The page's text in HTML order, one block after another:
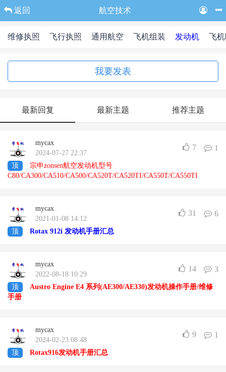
返回 航空技术
维修执照 飞行执照 通用航空 飞机组装 发动机 飞
我要发表
最新回复 最新主题 推荐主题
mycax
2024-07-27 22:37
7 1
顶
宗申zonsen航空发动机型号
C80/CA300/CA510/CA500/CA520T/CA520TI/CA550T/CA550TI
mycax
2021-01-08 14:12
31 6
顶 Rotax 912i 发动机手册汇总
mycax
2022-08-18 10:29
14 3
顶
Austro Engine E4 系列(AE300/AE330)发动机操作手册/维修
手册
mycax
2024-02-23 08:48
9 1
顶 Rotax916发动机手册汇总